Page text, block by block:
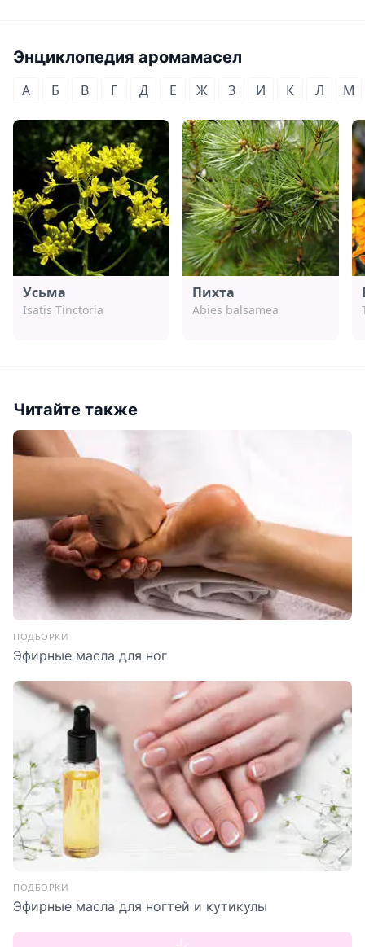
Энциклопедия аромамасел
А Б В Г Д Е Ж З И К Л М
Усьма
Isatis Tinctoria
Пихта
Abies balsamea
Читайте также
ПОДБОРКИ
Эфирные масла для ног
ПОДБОРКИ
Эфирные масла для ногтей и кутикулы